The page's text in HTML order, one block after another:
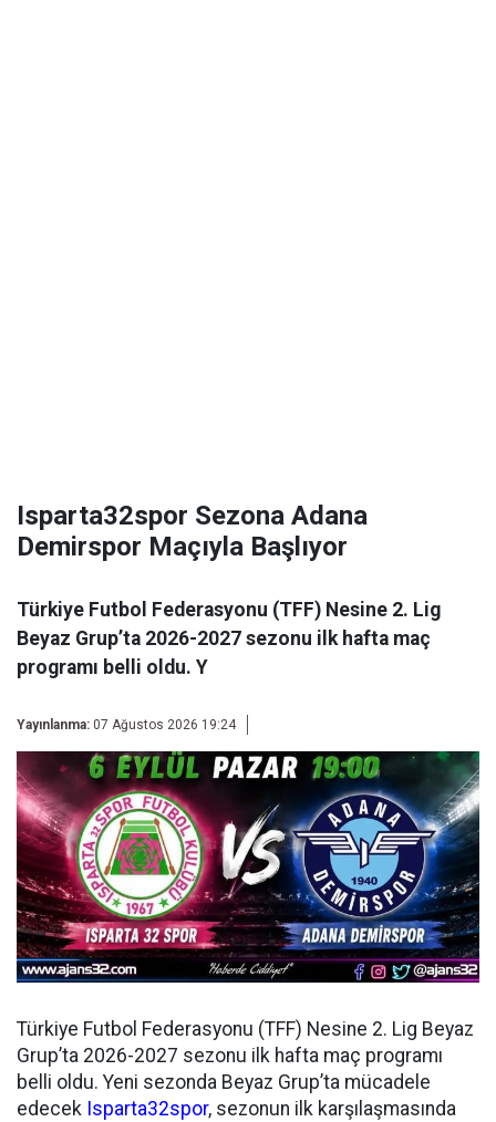
Isparta32spor Sezona Adana
Demirspor Maçıyla Başlıyor
Türkiye Futbol Federasyonu (TFF) Nesine 2. Lig
Beyaz Grup’ta 2026-2027 sezonu ilk hafta maç
programı belli oldu. Y
Yayınlanma: 07 Ağustos 2026 19:24
Türkiye Futbol Federasyonu (TFF) Nesine 2. Lig Beyaz
Grup’ta 2026-2027 sezonu ilk hafta maç programı
belli oldu. Yeni sezonda Beyaz Grup’ta mücadele
edecek Isparta32spor, sezonun ilk karşılaşmasında